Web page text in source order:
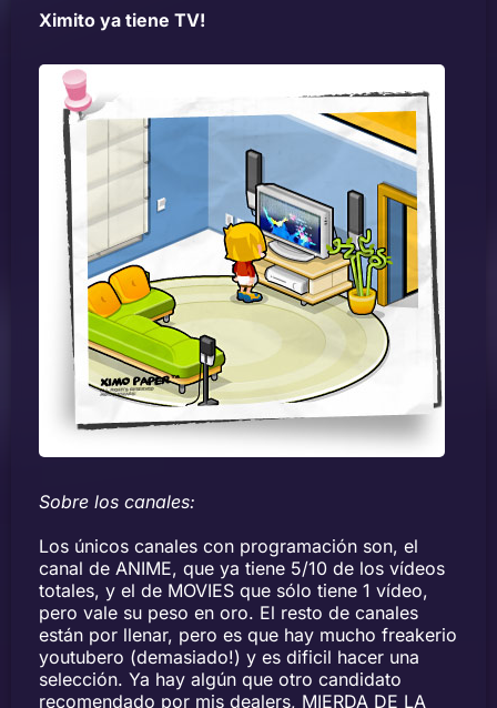
Ximito ya tiene TV!
Sobre los canales:
Los únicos canales con programación son, el
canal de ANIME, que ya tiene 5/10 de los vídeos
totales, y el de MOVIES que sólo tiene 1 vídeo,
pero vale su peso en oro. El resto de canales
están por llenar, pero es que hay mucho freakerio
youtubero (demasiado!) y es dificil hacer una
selección. Ya hay algún que otro candidato
recomendado por mis dealers, MIERDA DE LA